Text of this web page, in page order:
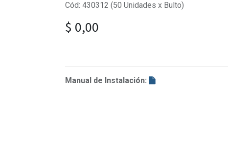
Cód: 430312 (50 Unidades x Bulto)
$ 0,00
Manual de Instalación: